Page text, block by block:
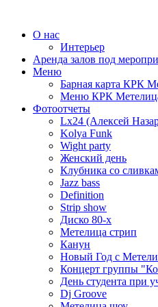
О нас
Интерьер
Аренда залов под
Меню
Барная карта КРК
Меню КРК
Фотоотчеты
Lx24 (Алексей
Kolya Funk
Wight party
Женский день
Клубника со
Jazz bass
Definition
Strip show
Диско 80-х
Метелица стрип
Канун
Новый Год с
Концерт группы
День студента при
Dj Groove